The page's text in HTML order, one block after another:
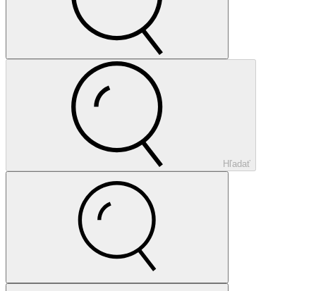
Hľadať